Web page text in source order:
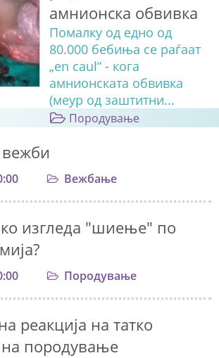
амнионска обвивка
Помалку од едно од
80.000 бебиња се раѓаат
„en caul“ - кога
амнионската обвивка
(меур од заштитни...
Породување
Вежбање
изгледа "шиење" по
Породување
реакција на татко
на породување